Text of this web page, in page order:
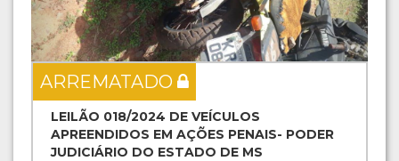
ARREMATADO
LEILÃO 018/2024 DE VEÍCULOS
APREENDIDOS EM AÇÕES PENAIS- PODER
JUDICIÁRIO DO ESTADO DE MS